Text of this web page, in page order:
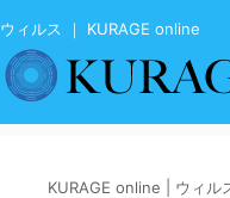
ウィルス ｜ KURAGE online
KURAGE online | ウィル